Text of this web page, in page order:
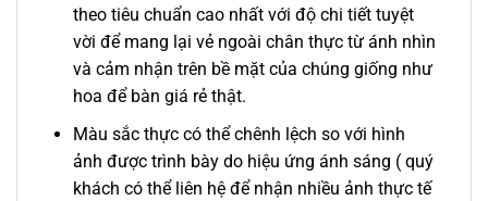
theo tiêu chuẩn cao nhất với độ chi tiết tuyệt
vời để mang lại vẻ ngoài chân thực từ ánh nhìn
và cảm nhận trên bề mặt của chúng giống như
hoa để bàn giá rẻ thật.
Màu sắc thực có thể chênh lệch so với hình
ảnh được trình bày do hiệu ứng ánh sáng ( quý
khách có thể liên hệ để nhận nhiều ảnh thực tế